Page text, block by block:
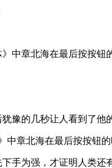
的几秒让人看到了他
手为强，才证明人类